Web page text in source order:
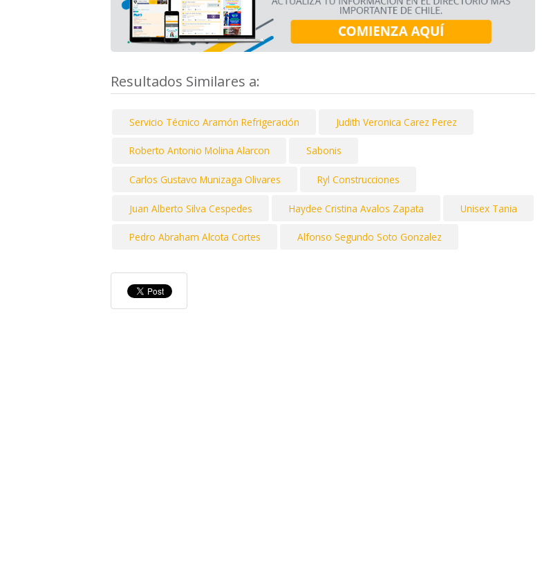
Resultados Similares a:
Servicio Técnico Aramón Refrigeración Judith Veronica Carez Perez
Roberto Antonio Molina Alarcon Sabonis
Carlos Gustavo Munizaga Olivares Ryl Construcciones
Juan Alberto Silva Cespedes Haydee Cristina Avalos Zapata Unisex Tania
Pedro Abraham Alcota Cortes Alfonso Segundo Soto Gonzalez